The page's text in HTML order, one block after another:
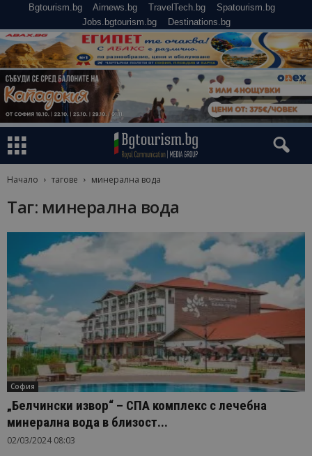
Bgtourism.bg Airnews.bg TravelTech.bg
Spatourism.bg
Jobs.bgtourism.bg
Destinations.bg
Начало тагове минерална вода
Таг: минерална вода
София
„Белчински извор“ – СПА комплекс с лечебна
минерална вода в близост...
02/03/2024 08:03